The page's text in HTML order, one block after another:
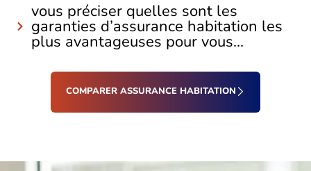
vous préciser quelles sont les
garanties d’assurance habitation les
plus avantageuses pour vous...
COMPARER ASSURANCE HABITATION